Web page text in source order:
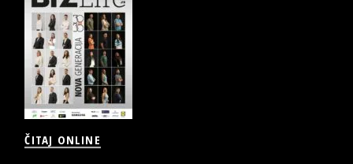
ČITAJ ONLINE